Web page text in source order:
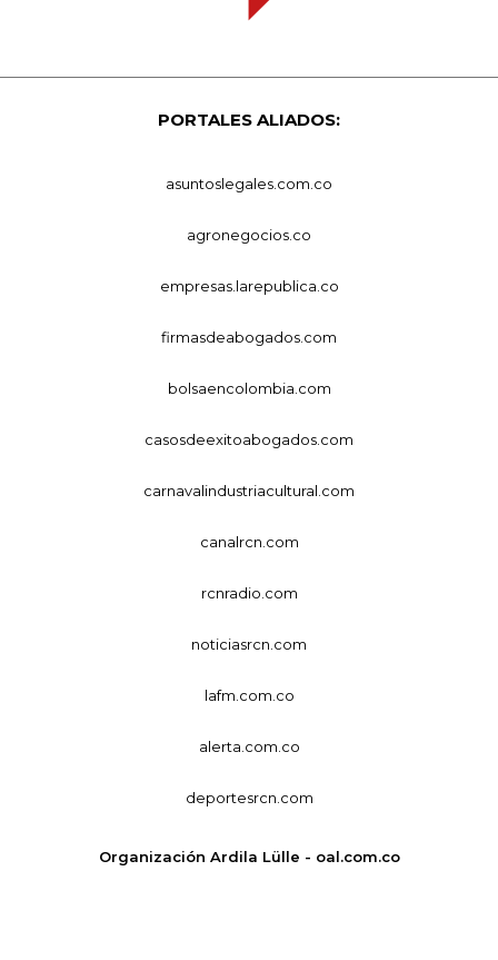
PORTALES ALIADOS:
asuntoslegales.com.co
agronegocios.co
empresas.larepublica.co
firmasdeabogados.com
bolsaencolombia.com
casosdeexitoabogados.com
carnavalindustriacultural.com
canalrcn.com
rcnradio.com
noticiasrcn.com
lafm.com.co
alerta.com.co
deportesrcn.com
Organización Ardila Lülle - oal.com.co